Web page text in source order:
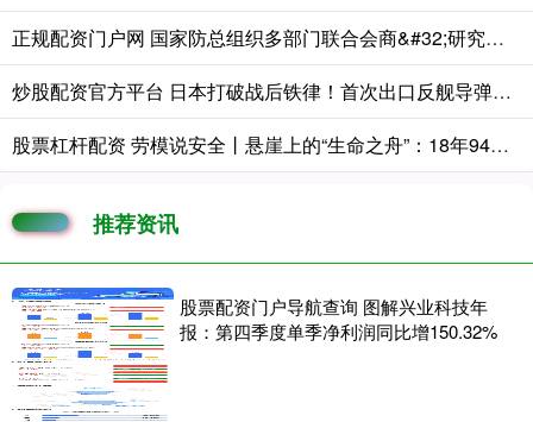
正规配资门户网 国家防总组织多部门联合会商&#32;研究部署超强台风“巴威”防御工作
炒股配资官方平台 日本打破战后铁律！首次出口反舰导弹给菲律宾，第一岛链要变“火力链”
股票杠杆配资 劳模说安全丨悬崖上的“生命之舟”：18年94万公里零事故
推荐资讯
股票配资门户导航查询 图解兴业科技年
报：第四季度单季净利润同比增150.32%